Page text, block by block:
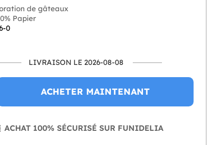
de gâteaux
Papier
0
LIVRAISON LE 2026-08-08
ACHETER MAINTENANT
ACHAT 100% SÉCURISÉ SUR FUNIDELIA